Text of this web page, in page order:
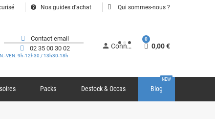
help Nos guides d'achat Qui sommes-nous ?
Contact email
02 35 00 30 02
VEN. 9h-12h30 / 13h30-18h
person Connexion
0
0,00 €
Packs Destock & Occas Blog
NEW